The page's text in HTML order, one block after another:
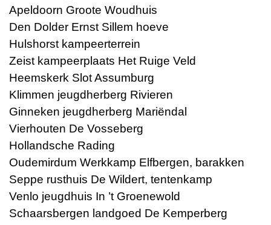
Apeldoorn Groote Woudhuis
Den Dolder Ernst Sillem hoeve
Hulshorst kampeerterrein
Zeist kampeerplaats Het Ruige Veld
Heemskerk Slot Assumburg
Klimmen jeugdherberg Rivieren
Ginneken jeugdherberg Mariëndal
Vierhouten De Vosseberg
Hollandsche Rading
Oudemirdum Werkkamp Elfbergen, barakken
Seppe rusthuis De Wildert, tentenkamp
Venlo jeugdhuis In ’t Groenewold
Schaarsbergen landgoed De Kemperberg